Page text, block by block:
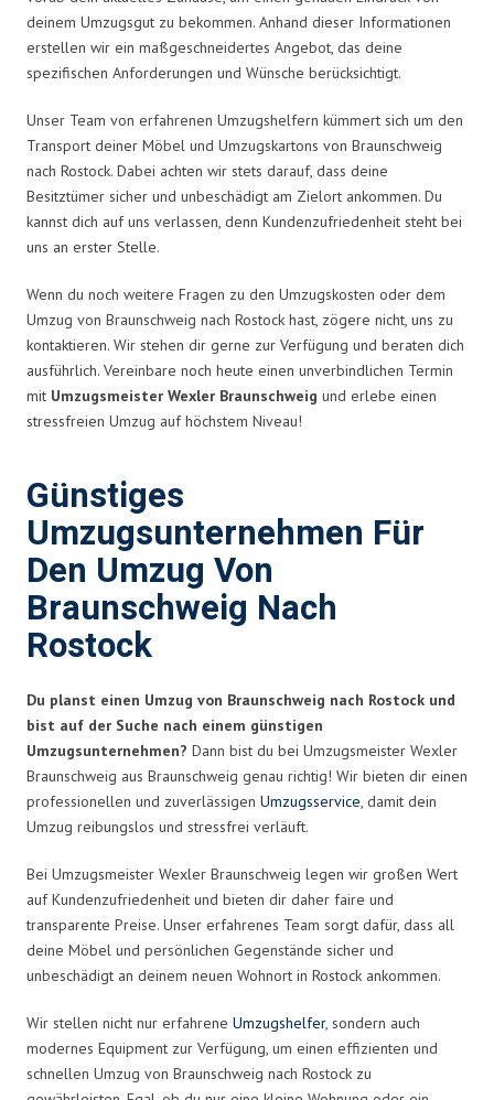
deinem Umzugsgut zu bekommen. Anhand dieser Informationen
erstellen wir ein maßgeschneidertes Angebot, das deine
spezifischen Anforderungen und Wünsche berücksichtigt.
Unser Team von erfahrenen Umzugshelfern kümmert sich um den
Transport deiner Möbel und Umzugskartons von Braunschweig
nach Rostock. Dabei achten wir stets darauf, dass deine
Besitztümer sicher und unbeschädigt am Zielort ankommen. Du
kannst dich auf uns verlassen, denn Kundenzufriedenheit steht bei
uns an erster Stelle.
Wenn du noch weitere Fragen zu den Umzugskosten oder dem
Umzug von Braunschweig nach Rostock hast, zögere nicht, uns zu
kontaktieren. Wir stehen dir gerne zur Verfügung und beraten dich
ausführlich. Vereinbare noch heute einen unverbindlichen Termin
mit Umzugsmeister Wexler Braunschweig und erlebe einen
stressfreien Umzug auf höchstem Niveau!
Günstiges
Umzugsunternehmen Für
Den Umzug Von
Braunschweig Nach
Rostock
Du planst einen Umzug von Braunschweig nach Rostock und
bist auf der Suche nach einem günstigen
Umzugsunternehmen? Dann bist du bei Umzugsmeister Wexler
Braunschweig aus Braunschweig genau richtig! Wir bieten dir einen
professionellen und zuverlässigen Umzugsservice, damit dein
Umzug reibungslos und stressfrei verläuft.
Bei Umzugsmeister Wexler Braunschweig legen wir großen Wert
auf Kundenzufriedenheit und bieten dir daher faire und
transparente Preise. Unser erfahrenes Team sorgt dafür, dass all
deine Möbel und persönlichen Gegenstände sicher und
unbeschädigt an deinem neuen Wohnort in Rostock ankommen.
Wir stellen nicht nur erfahrene Umzugshelfer, sondern auch
modernes Equipment zur Verfügung, um einen effizienten und
schnellen Umzug von Braunschweig nach Rostock zu